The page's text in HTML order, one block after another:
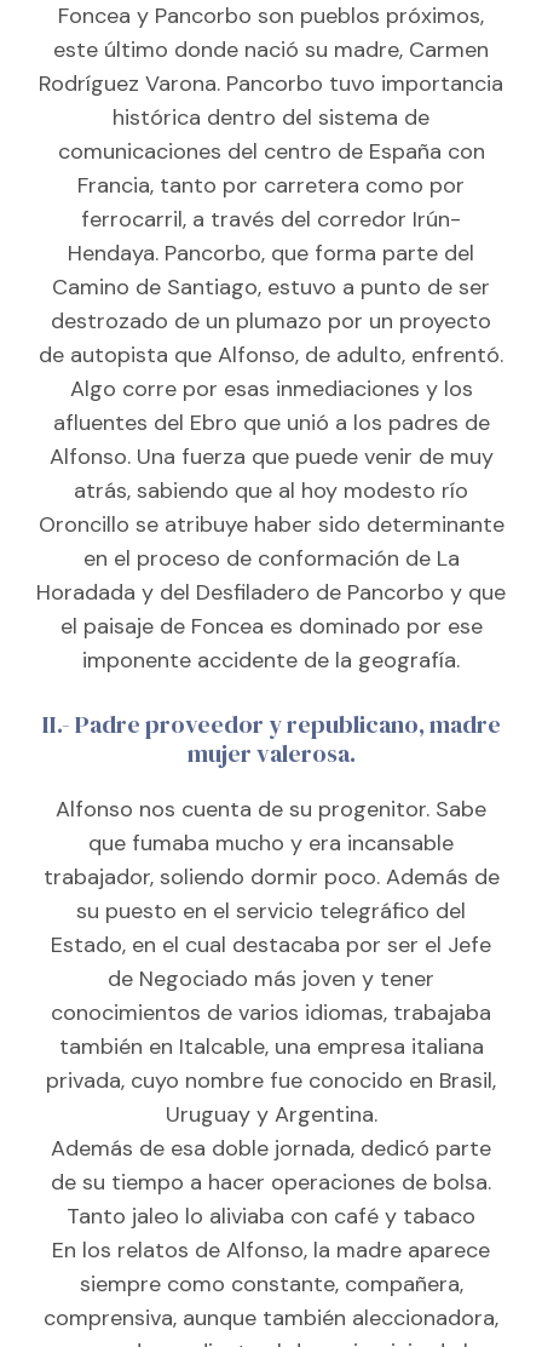
Foncea y Pancorbo son pueblos próximos,
este último donde nació su madre, Carmen
Rodríguez Varona. Pancorbo tuvo importancia
histórica dentro del sistema de
comunicaciones del centro de España con
Francia, tanto por carretera como por
ferrocarril, a través del corredor Irún-
Hendaya. Pancorbo, que forma parte del
Camino de Santiago, estuvo a punto de ser
destrozado de un plumazo por un proyecto
de autopista que Alfonso, de adulto, enfrentó.
Algo corre por esas inmediaciones y los
afluentes del Ebro que unió a los padres de
Alfonso. Una fuerza que puede venir de muy
atrás, sabiendo que al hoy modesto río
Oroncillo se atribuye haber sido determinante
en el proceso de conformación de La
Horadada y del Desfiladero de Pancorbo y que
el paisaje de Foncea es dominado por ese
imponente accidente de la geografía.
II.- Padre proveedor y republicano, madre
mujer valerosa.
Alfonso nos cuenta de su progenitor. Sabe
que fumaba mucho y era incansable
trabajador, soliendo dormir poco. Además de
su puesto en el servicio telegráfico del
Estado, en el cual destacaba por ser el Jefe
de Negociado más joven y tener
conocimientos de varios idiomas, trabajaba
también en Italcable, una empresa italiana
privada, cuyo nombre fue conocido en Brasil,
Uruguay y Argentina.
Además de esa doble jornada, dedicó parte
de su tiempo a hacer operaciones de bolsa.
Tanto jaleo lo aliviaba con café y tabaco
En los relatos de Alfonso, la madre aparece
siempre como constante, compañera,
comprensiva, aunque también aleccionadora,